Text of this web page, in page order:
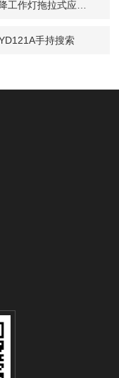
作灯拖拉式应急灯
手持搜索